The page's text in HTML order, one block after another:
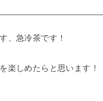
、急冷茶です！
楽しめたらと思います！